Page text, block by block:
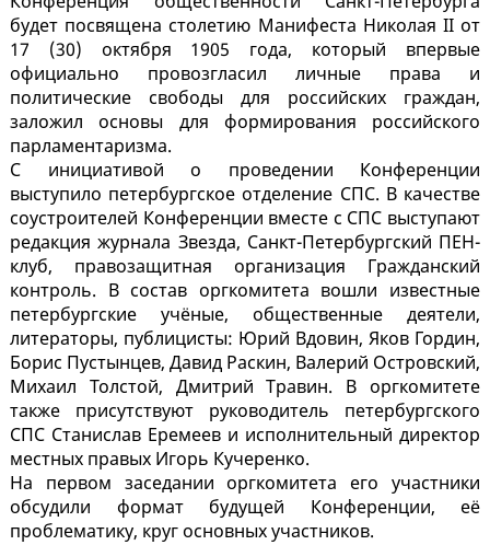
будет посвящена столетию Манифеста Николая II от
17 (30) октября 1905 года, который впервые
официально провозгласил личные права и
политические свободы для российских граждан,
заложил основы для формирования российского
парламентаризма.
С инициативой о проведении Конференции
выступило петербургское отделение СПС. В качестве
соустроителей Конференции вместе с СПС выступают
редакция журнала Звезда, Санкт-Петербургский ПЕН-
клуб, правозащитная организация Гражданский
контроль. В состав оргкомитета вошли известные
петербургские учёные, общественные деятели,
литераторы, публицисты: Юрий Вдовин, Яков Гордин,
Борис Пустынцев, Давид Раскин, Валерий Островский,
Михаил Толстой, Дмитрий Травин. В оргкомитете
также присутствуют руководитель петербургского
СПС Станислав Еремеев и исполнительный директор
местных правых Игорь Кучеренко.
На первом заседании оргкомитета его участники
обсудили формат будущей Конференции, её
проблематику, круг основных участников.